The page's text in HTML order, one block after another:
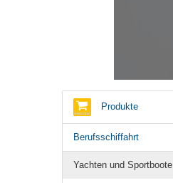
Produkte
Berufsschiffahrt
Yachten und Sportboote